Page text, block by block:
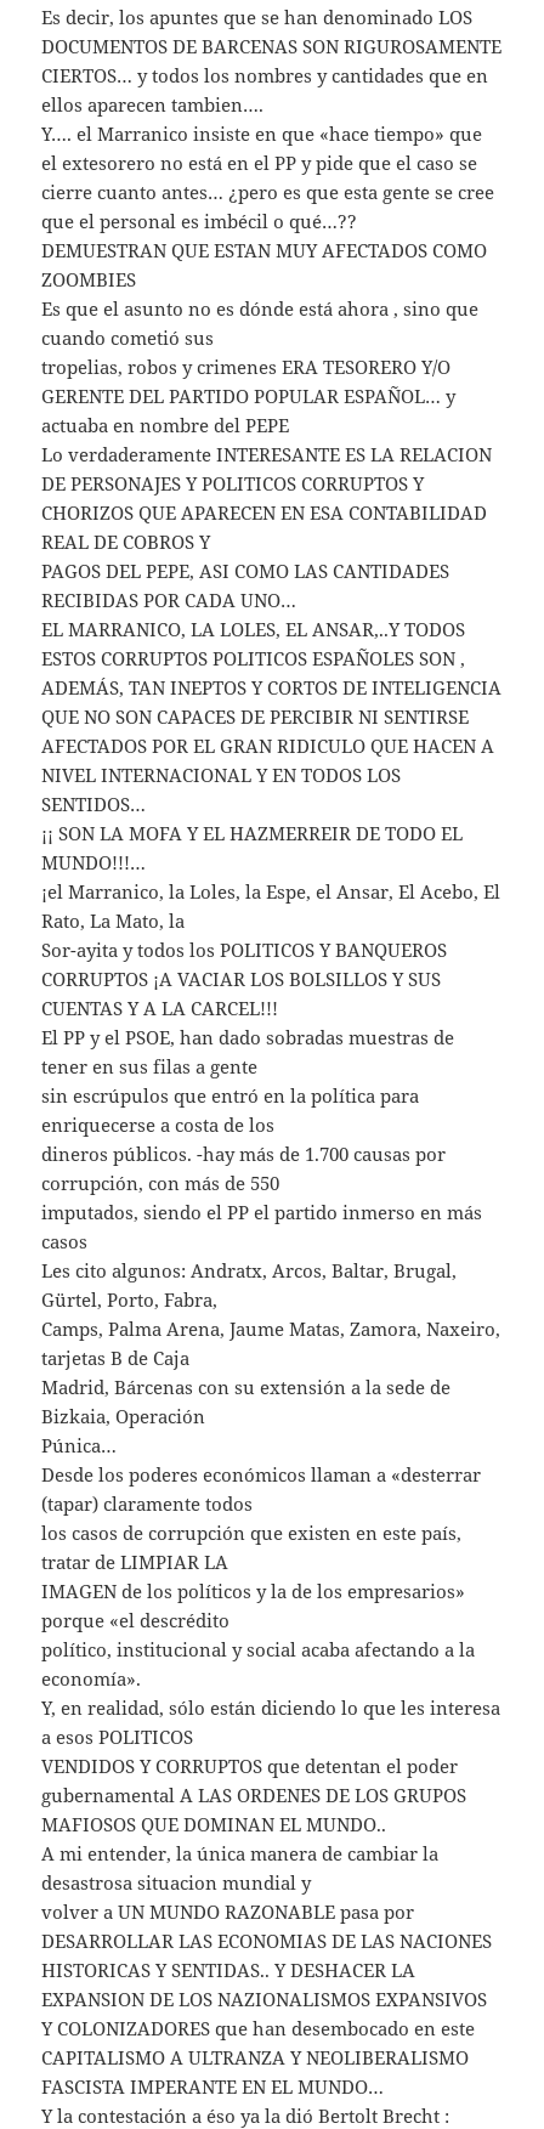
Es decir, los apuntes que se han denominado LOS
DOCUMENTOS DE BARCENAS SON RIGUROSAMENTE
CIERTOS… y todos los nombres y cantidades que en
ellos aparecen tambien….
Y…. el Marranico insiste en que «hace tiempo» que
el extesorero no está en el PP y pide que el caso se
cierre cuanto antes… ¿pero es que esta gente se cree
que el personal es imbécil o qué…??
DEMUESTRAN QUE ESTAN MUY AFECTADOS COMO
ZOOMBIES
Es que el asunto no es dónde está ahora , sino que
cuando cometió sus
tropelias, robos y crimenes ERA TESORERO Y/O
GERENTE DEL PARTIDO POPULAR ESPAÑOL… y
actuaba en nombre del PEPE
Lo verdaderamente INTERESANTE ES LA RELACION
DE PERSONAJES Y POLITICOS CORRUPTOS Y
CHORIZOS QUE APARECEN EN ESA CONTABILIDAD
REAL DE COBROS Y
PAGOS DEL PEPE, ASI COMO LAS CANTIDADES
RECIBIDAS POR CADA UNO…
EL MARRANICO, LA LOLES, EL ANSAR,..Y TODOS
ESTOS CORRUPTOS POLITICOS ESPAÑOLES SON ,
ADEMÁS, TAN INEPTOS Y CORTOS DE INTELIGENCIA
QUE NO SON CAPACES DE PERCIBIR NI SENTIRSE
AFECTADOS POR EL GRAN RIDICULO QUE HACEN A
NIVEL INTERNACIONAL Y EN TODOS LOS
SENTIDOS…
¡¡ SON LA MOFA Y EL HAZMERREIR DE TODO EL
MUNDO!!!…
¡el Marranico, la Loles, la Espe, el Ansar, El Acebo, El
Rato, La Mato, la
Sor-ayita y todos los POLITICOS Y BANQUEROS
CORRUPTOS ¡A VACIAR LOS BOLSILLOS Y SUS
CUENTAS Y A LA CARCEL!!!
El PP y el PSOE, han dado sobradas muestras de
tener en sus filas a gente
sin escrúpulos que entró en la política para
enriquecerse a costa de los
dineros públicos. -hay más de 1.700 causas por
corrupción, con más de 550
imputados, siendo el PP el partido inmerso en más
casos
Les cito algunos: Andratx, Arcos, Baltar, Brugal,
Gürtel, Porto, Fabra,
Camps, Palma Arena, Jaume Matas, Zamora, Naxeiro,
tarjetas B de Caja
Madrid, Bárcenas con su extensión a la sede de
Bizkaia, Operación
Púnica…
Desde los poderes económicos llaman a «desterrar
(tapar) claramente todos
los casos de corrupción que existen en este país,
tratar de LIMPIAR LA
IMAGEN de los políticos y la de los empresarios»
porque «el descrédito
político, institucional y social acaba afectando a la
economía».
Y, en realidad, sólo están diciendo lo que les interesa
a esos POLITICOS
VENDIDOS Y CORRUPTOS que detentan el poder
gubernamental A LAS ORDENES DE LOS GRUPOS
MAFIOSOS QUE DOMINAN EL MUNDO..
A mi entender, la única manera de cambiar la
desastrosa situacion mundial y
volver a UN MUNDO RAZONABLE pasa por
DESARROLLAR LAS ECONOMIAS DE LAS NACIONES
HISTORICAS Y SENTIDAS.. Y DESHACER LA
EXPANSION DE LOS NAZIONALISMOS EXPANSIVOS
Y COLONIZADORES que han desembocado en este
CAPITALISMO A ULTRANZA Y NEOLIBERALISMO
FASCISTA IMPERANTE EN EL MUNDO…
Y la contestación a éso ya la dió Bertolt Brecht :